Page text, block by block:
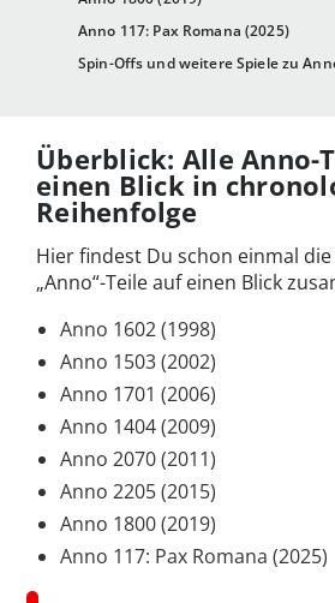
Anno 117: Pax Romana (2025)
Spin-Offs und weitere Spiele zu
Überblick: Alle Anno-
einen Blick in
Reihenfolge
Hier findest Du schon einmal
„Anno“-Teile auf einen Blick
Anno 1602 (1998)
Anno 1503 (2002)
Anno 1701 (2006)
Anno 1404 (2009)
Anno 2070 (2011)
Anno 2205 (2015)
Anno 1800 (2019)
Anno 117: Pax Romana (2025)